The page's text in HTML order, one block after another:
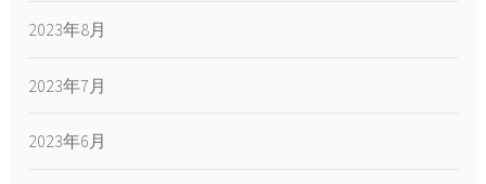
2023年8月
2023年7月
2023年6月